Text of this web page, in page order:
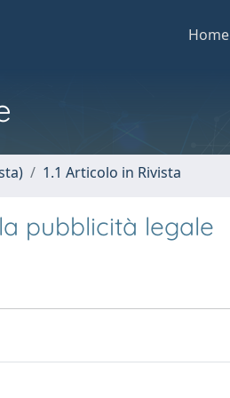
Home
1.1 Articolo in Rivista
pubblicità legale